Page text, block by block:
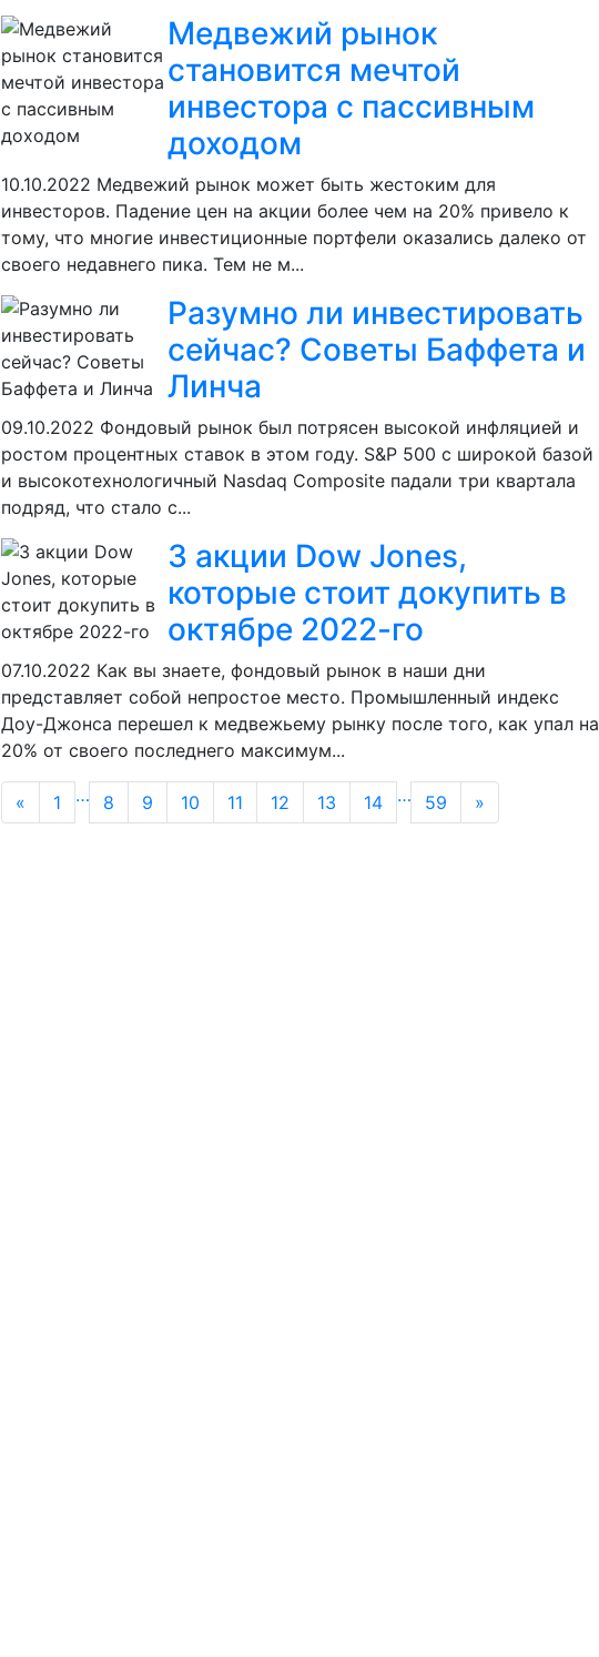
Медвежий рынок
становится мечтой
инвестора с пассивным
доходом
10.10.2022 Медвежий рынок может быть жестоким для
инвесторов. Падение цен на акции более чем на 20% привело к
тому, что многие инвестиционные портфели оказались далеко от
своего недавнего пика. Тем не м...
Разумно ли инвестировать
сейчас? Советы Баффета и
Линча
09.10.2022 Фондовый рынок был потрясен высокой инфляцией и
ростом процентных ставок в этом году. S&P 500 с широкой базой
и высокотехнологичный Nasdaq Composite падали три квартала
подряд, что стало с...
3 акции Dow Jones,
которые стоит докупить в
октябре 2022-го
07.10.2022 Как вы знаете, фондовый рынок в наши дни
представляет собой непростое место. Промышленный индекс
Доу-Джонса перешел к медвежьему рынку после того, как упал на
20% от своего последнего максимум...
« 1 … 8 9 10 11 12 13 14 … 59 »